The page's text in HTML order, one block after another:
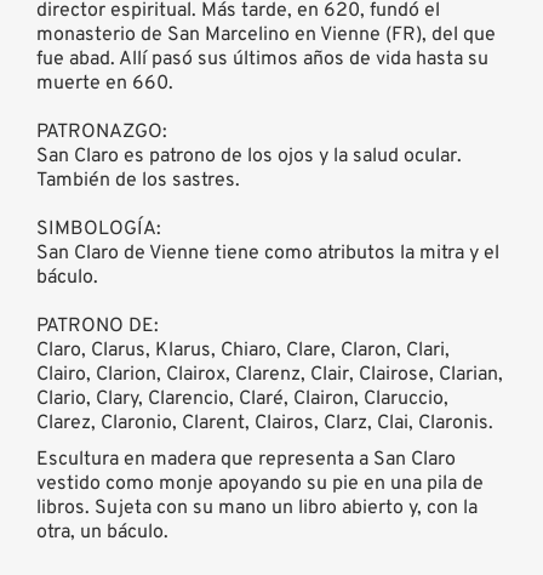
director espiritual. Más tarde, en 620, fundó el
monasterio de San Marcelino en Vienne (FR), del que
fue abad. Allí pasó sus últimos años de vida hasta su
muerte en 660.
PATRONAZGO:
San Claro es patrono de los ojos y la salud ocular.
También de los sastres.
SIMBOLOGÍA:
San Claro de Vienne tiene como atributos la mitra y el
báculo.
PATRONO DE:
Claro, Clarus, Klarus, Chiaro, Clare, Claron, Clari,
Clairo, Clarion, Clairox, Clarenz, Clair, Clairose, Clarian,
Clario, Clary, Clarencio, Claré, Clairon, Claruccio,
Clarez, Claronio, Clarent, Clairos, Clarz, Clai, Claronis.
Escultura en madera que representa a San Claro
vestido como monje apoyando su pie en una pila de
libros. Sujeta con su mano un libro abierto y, con la
otra, un báculo.